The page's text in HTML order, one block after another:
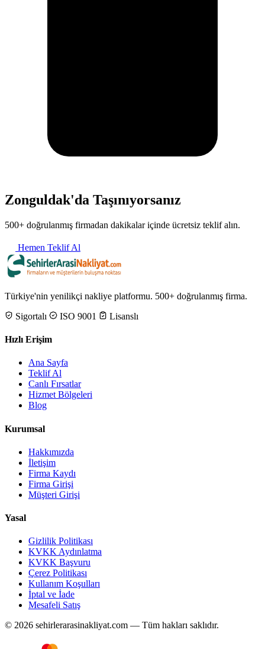
Zonguldak'da Taşınıyorsanız
500+ doğrulanmış firmadan dakikalar içinde ücretsiz teklif alın.
Hemen Teklif Al
Türkiye'nin yenilikçi nakliye platformu. 500+ doğrulanmış firma.
Sigortalı
ISO 9001 Lisanslı
Hızlı Erişim
Ana Sayfa
Teklif Al
Canlı Fırsatlar
Hizmet Bölgeleri
Blog
Kurumsal
Hakkımızda
İletişim
Firma Kaydı
Firma Girişi
Müşteri Girişi
Yasal
Gizlilik Politikası
KVKK Aydınlatma
KVKK Başvuru
Çerez Politikası
Kullanım Koşulları
İptal ve İade
Mesafeli Satış
© 2026 sehirlerarasinakliyat.com — Tüm hakları saklıdır.